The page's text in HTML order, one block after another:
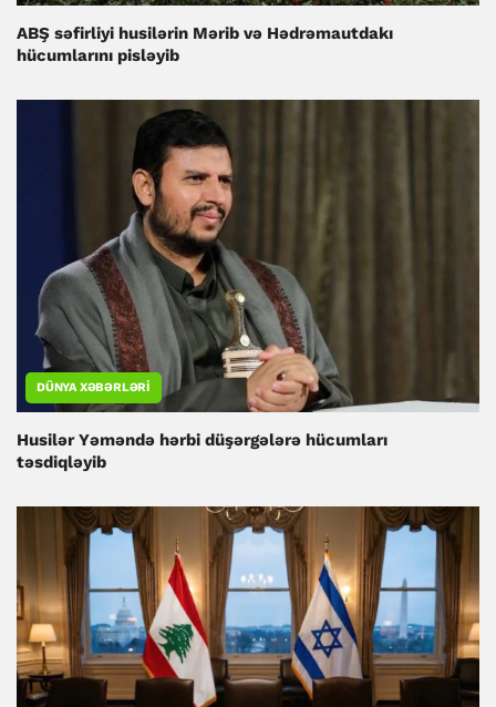
ABŞ səfirliyi husilərin Mərib və Hədrəmautdakı
hücumlarını pisləyib
DÜNYA XƏBƏRLƏRI
Husilər Yəməndə hərbi düşərgələrə hücumları
təsdiqləyib